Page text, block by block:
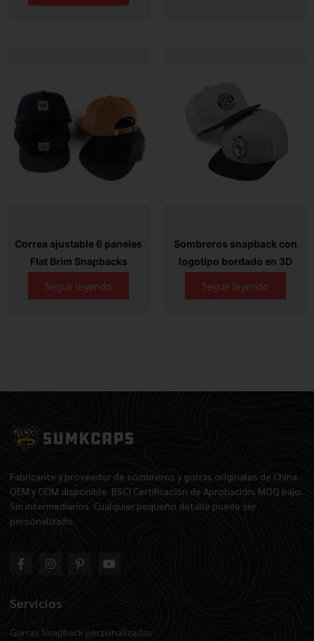
Correa ajustable 6 paneles
Flat Brim Snapbacks
Seguir leyendo
Sombreros snapback con
logotipo bordado en 3D
Seguir leyendo
Fabricante y proveedor de sombreros y gorras originales de China.
OEM y ODM disponible. BSCI Certificación de Aprobación. MOQ bajo.
Sin intermediarios. Cualquier pequeño detalle puede ser
personalizado.
Servicios
Gorras Snapback personalizadas